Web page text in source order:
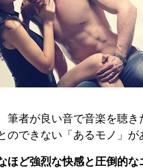
筆者が良い音で音楽を聴き
のできない「あるモノ」が
ほど強烈な快感と圧倒的な